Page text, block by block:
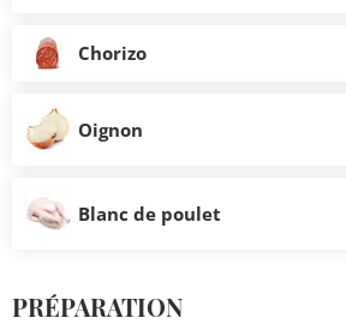
Chorizo
Oignon
Blanc de poulet
PRÉPARATION